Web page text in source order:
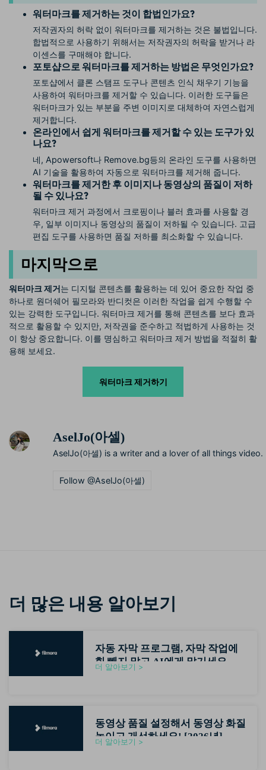
워터마크를 제거하는 것이 합법인가요?
저작권자의 허락 없이 워터마크를 제거하는 것은 불법입니다.
합법적으로 사용하기 위해서는 저작권자의 허락을 받거나 라
이센스를 구매해야 합니다.
포토샵으로 워터마크를 제거하는 방법은 무엇인가요?
포토샵에서 클론 스탬프 도구나 콘텐츠 인식 채우기 기능을
사용하여 워터마크를 제거할 수 있습니다. 이러한 도구들은
워터마크가 있는 부분을 주변 이미지로 대체하여 자연스럽게
제거합니다.
온라인에서 쉽게 워터마크를 제거할 수 있는 도구가 있
나요?
네, Apowersoft나 Remove.bg등의 온라인 도구를 사용하면
AI 기술을 활용하여 자동으로 워터마크를 제거해 줍니다.
워터마크를 제거한 후 이미지나 동영상의 품질이 저하
될 수 있나요?
워터마크 제거 과정에서 크로핑이나 블러 효과를 사용할 경
우, 일부 이미지나 동영상의 품질이 저하될 수 있습니다. 고급
편집 도구를 사용하면 품질 저하를 최소화할 수 있습니다.
마지막으로
워터마크 제거는 디지털 콘텐츠를 활용하는 데 있어 중요한 작업 중
하나로 원더쉐어 필모라와 반디컷은 이러한 작업을 쉽게 수행할 수
있는 강력한 도구입니다. 워터마크 제거를 통해 콘텐츠를 보다 효과
적으로 활용할 수 있지만, 저작권을 준수하고 적법하게 사용하는 것
이 항상 중요합니다. 이를 명심하고 워터마크 제거 방법을 적절히 활
용해 보세요.
워터마크 제거하기
AselJo(아셀)
AselJo(아셀) is a writer and a lover of all things video.
Follow @AselJo(아셀)
더 많은 내용 알아보기
자동 자막 프로그램, 자막 작업에
힘 빼지 말고 AI에게 맡기세요
(2026최신)
더 알아보기 >
동영상 품질 설정해서 동영상 화질
높이고 개선하세요! [2026년]
더 알아보기 >